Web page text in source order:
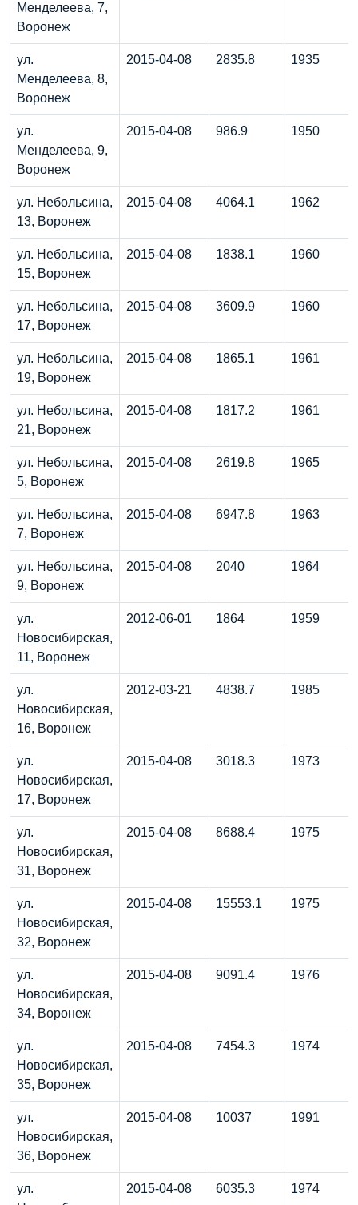
Менделеева, 7,
Воронеж
ул.
Менделеева, 8,
Воронеж
2015-04-08 2835.8 1935
ул.
Менделеева, 9,
Воронеж
2015-04-08 986.9 1950
ул. Небольсина,
13, Воронеж
2015-04-08 4064.1 1962
ул. Небольсина,
15, Воронеж
2015-04-08 1838.1 1960
ул. Небольсина,
17, Воронеж
2015-04-08 3609.9 1960
ул. Небольсина,
19, Воронеж
2015-04-08 1865.1 1961
ул. Небольсина,
21, Воронеж
2015-04-08 1817.2 1961
ул. Небольсина,
5, Воронеж
2015-04-08 2619.8 1965
ул. Небольсина,
7, Воронеж
2015-04-08 6947.8 1963
ул. Небольсина,
9, Воронеж
2015-04-08 2040 1964
ул.
Новосибирская,
11, Воронеж
2012-06-01 1864 1959
ул.
Новосибирская,
16, Воронеж
2012-03-21 4838.7 1985
ул.
Новосибирская,
17, Воронеж
2015-04-08 3018.3 1973
ул.
Новосибирская,
31, Воронеж
2015-04-08 8688.4 1975
ул.
Новосибирская,
32, Воронеж
2015-04-08 15553.1 1975
ул.
Новосибирская,
34, Воронеж
2015-04-08 9091.4 1976
ул.
Новосибирская,
35, Воронеж
2015-04-08 7454.3 1974
ул.
Новосибирская,
36, Воронеж
2015-04-08 10037 1991
ул.
2015-04-08 6035.3 1974